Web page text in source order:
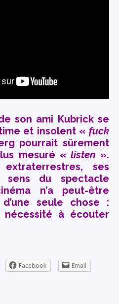
son ami Kubrick se
et insolent « fuck
pourrait sûrement
mesuré « listen ».
ses
du spectacle
n’a peut-être
seule chose :
à écouter
Facebook Email